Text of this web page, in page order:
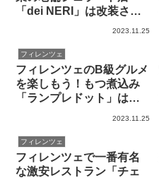
「dei NERI」は改装され
2023.11.25
フィレンツェ
フィレンツェのB級グルメ
を楽しもう！もつ煮込み
「ランプレドット」は日
2023.11.25
フィレンツェ
フィレンツェで一番有名
な激安レストラン「チェ